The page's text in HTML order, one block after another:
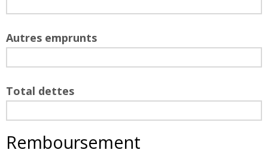
Autres emprunts
Total dettes
Remboursement